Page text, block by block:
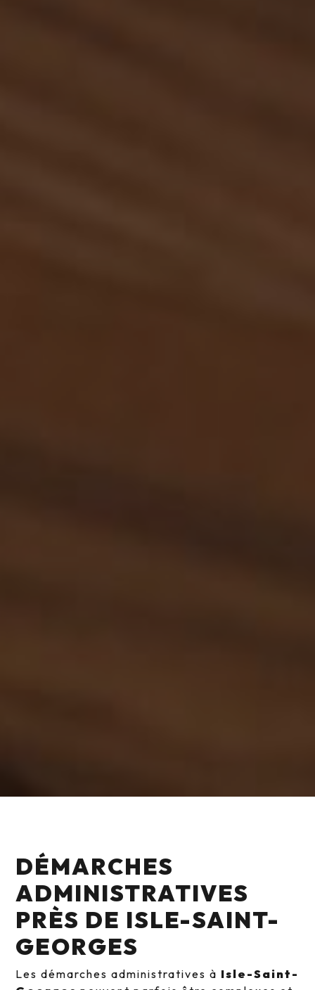
DÉMARCHES
ADMINISTRATIVES
PRÈS DE ISLE-SAINT-
GEORGES
Les démarches administratives à Isle-Saint-